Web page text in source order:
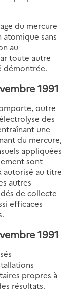
du mercure
sans
au
toute autre
démontrée.
1991
outre
des
une
du mercure,
appliquées
sont
autorisé au titre
autres
de collecte
efficaces
1991
propres à
résultats.